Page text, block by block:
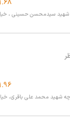
1.68
شهید سیدمحسن حسینی ،
1.96
شهید محمد علی باقری،